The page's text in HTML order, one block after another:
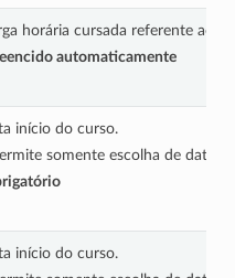
horária cursada referente ao
automaticamente
início do curso.
somente escolha de data
início do curso.